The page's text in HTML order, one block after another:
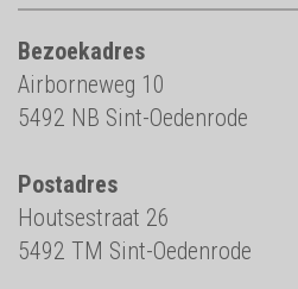
Bezoekadres
Airborneweg 10
5492 NB Sint-Oedenrode
Postadres
Houtsestraat 26
5492 TM Sint-Oedenrode